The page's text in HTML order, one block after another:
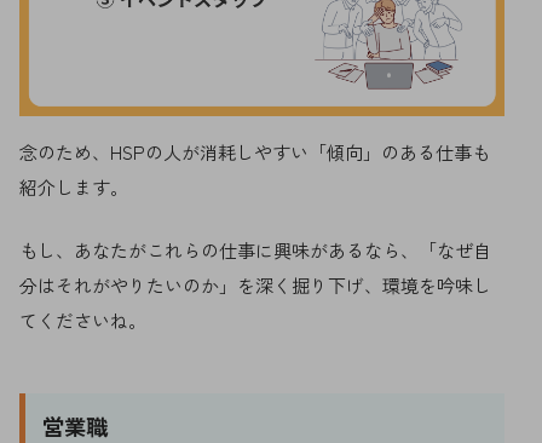
念のため、HSPの人が消耗しやすい「傾向」のある仕事も
紹介します。
もし、あなたがこれらの仕事に興味があるなら、「なぜ自
分はそれがやりたいのか」を深く掘り下げ、環境を吟味し
てくださいね。
営業職